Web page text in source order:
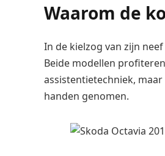
Waarom de
In de kielzog van zijn
Beide modellen
assistentietechniek,
handen genomen.